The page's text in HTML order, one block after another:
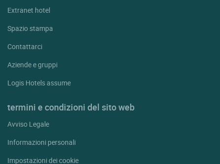
Extranet hotel
Spazio stampa
Contattarci
Aziende e gruppi
Logis Hotels assume
termini e condizioni del sito web
Avviso Legale
Informazioni personali
Impostazioni dei cookie